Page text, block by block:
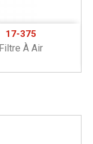
17-375
Filtre À Air